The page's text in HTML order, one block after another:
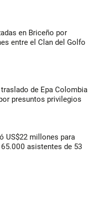
en Briceño por
entre el Clan del Golfo
de Epa Colombia
presuntos privilegios
US$22 millones para
asistentes de 53